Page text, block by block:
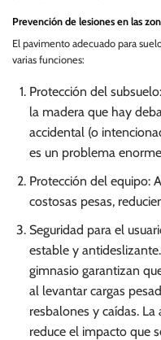
Prevención de lesiones en las
El pavimento adecuado para
varias funciones:
Protección del
la madera que hay
accidental (o
es un problema
Protección del equipo:
costosas pesas,
Seguridad para el
estable y
gimnasio garantizan
al levantar cargas
resbalones y caídas.
reduce el impacto que